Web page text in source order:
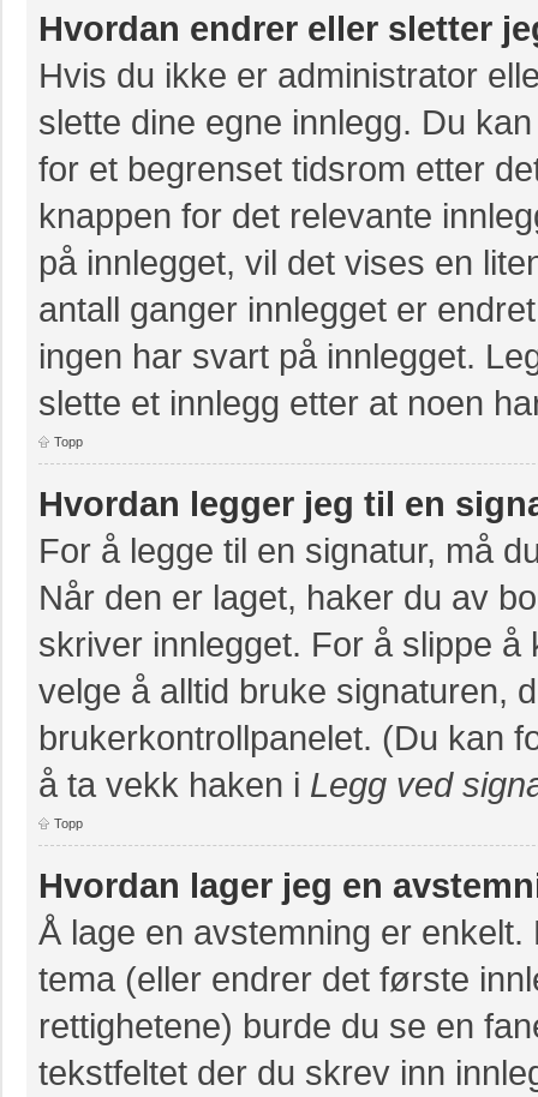
Hvordan endrer eller sletter
Hvis du ikke er administrator
slette dine egne innlegg. Du
for et begrenset tidsrom etter
knappen for det relevante
på innlegget, vil det vises en
antall ganger innlegget er
ingen har svart på innlegget.
slette et innlegg etter at noen
Topp
Hvordan legger jeg til en
For å legge til en signatur, må
Når den er laget, haker du av
skriver innlegget. For å slippe
velge å alltid bruke signaturen,
brukerkontrollpanelet. (Du kan
å ta vekk haken i Legg ved
Topp
Hvordan lager jeg en
Å lage en avstemning er
tema (eller endrer det første
rettighetene) burde du se en
tekstfeltet der du skrev inn